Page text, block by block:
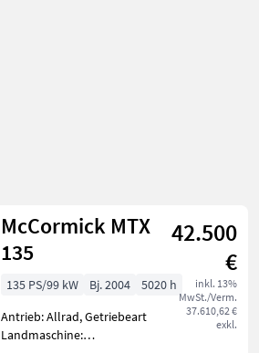
McCormick MTX
135
42.500
€
inkl. 13%
MwSt./Verm.
37.610,62 €
exkl.
135 PS/99 kW Bj. 2004
5020 h
Antrieb: Allrad, Getriebeart
Landmaschine: